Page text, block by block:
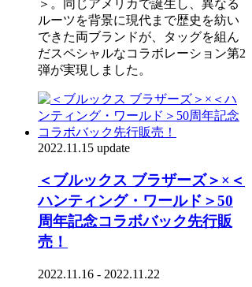
＞。同じアメリカで誕生し、異なる
ルーツを背景に現代まで歴史を紡い
できた両ブランドが、タッグを組ん
だスペシャルなコラボレーション第2
弾が実現しました。
2022.11.15 update
＜ブルックス ブラザーズ＞×＜
ハンティング・ワールド＞50
周年記念コラボバック先行販
売！
2022.11.16 - 2022.11.22